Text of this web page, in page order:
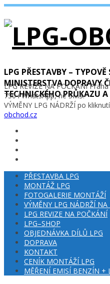
LPG PŘESTAVBY – TYPOVĚ
MINISTERSTVA DOPRAVY
TECHNICKÉHO PRŮKAZU
LPG REVIZE NA POČKÁNÍ
750 i WhatsApp, ne SMS.
VÝMĚNY LPG NÁDRŽÍ po
obchod.cz
PŘESTAVBA LPG
MONTÁŽ LPG
FOTOGALERIE MONTÁŽÍ
VÝMĚNY LPG NÁDRŽÍ NA
LPG REVIZE NA POČKÁNÍ
LPG–SHOP
OBJEDNÁVKA DÍLŮ LPG
DOPRAVA
KONTAKT
CENÍK MONTÁŽÍ LPG
MĚŘENÍ EMISÍ BENZÍN +